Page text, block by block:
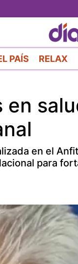
PAÍS RELAX
en el
para